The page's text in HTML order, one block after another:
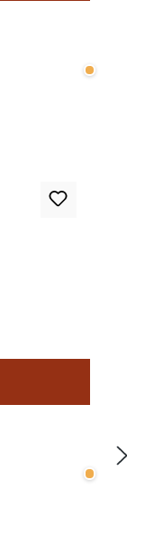
Wenige
Wenige